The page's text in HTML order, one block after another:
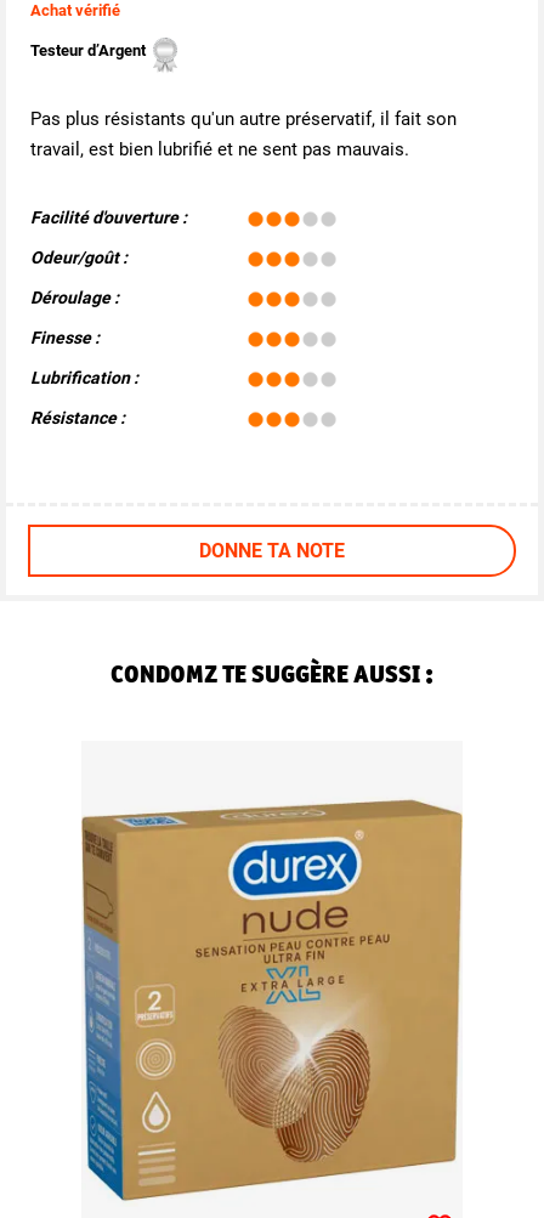
Achat vérifié
Testeur d’Argent
Pas plus résistants qu'un autre préservatif, il fait son
travail, est bien lubrifié et ne sent pas mauvais.
Facilité d'ouverture :
Odeur/goût :
Déroulage :
Finesse :
Lubrification :
Résistance :
DONNE TA NOTE
CONDOMZ TE SUGGÈRE AUSSI :